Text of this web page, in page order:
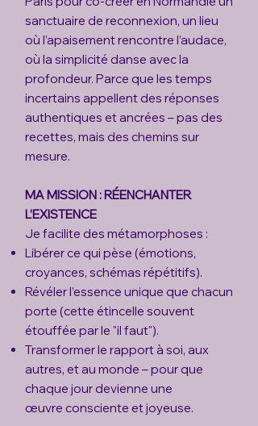
sanctuaire de reconnexion, un lieu
où l’apaisement rencontre l’audace,
où la simplicité danse avec la
profondeur. Parce que les temps
incertains appellent des réponses
authentiques et ancrées – pas des
recettes, mais des chemins sur
mesure.
MA MISSION : RÉENCHANTER
L’EXISTENCE
Je facilite des métamorphoses :
Libérer ce qui pèse (émotions,
croyances, schémas répétitifs).
Révéler l’essence unique que chacun
porte (cette étincelle souvent
étouffée par le "il faut").
Transformer le rapport à soi, aux
autres, et au monde – pour que
chaque jour devienne une
œuvre consciente et joyeuse.